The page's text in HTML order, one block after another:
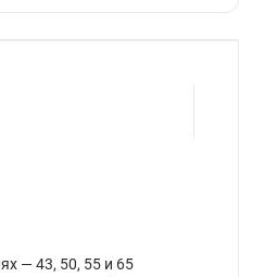
— 43, 50, 55 и 65